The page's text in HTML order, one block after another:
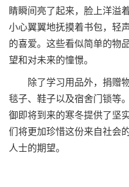
睛瞬间亮了起来，脸上洋溢
小心翼翼地抚摸着书包，轻
的喜爱。这些看似简单的物
望和对未来的憧憬。
除了学习用品外，捐赠物
毯子、鞋子以及宿舍门锁等
御即将到来的寒冬提供了坚
们将更加珍惜这份来自社会
人士的期望。